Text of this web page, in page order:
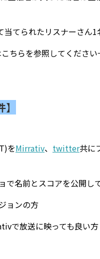
当てられたリスナーさん1
ちらを参照してください
)をMirrativ、 twitter共に
で名前とスコアを公開し
ョンの方
で放送に映っても良い方